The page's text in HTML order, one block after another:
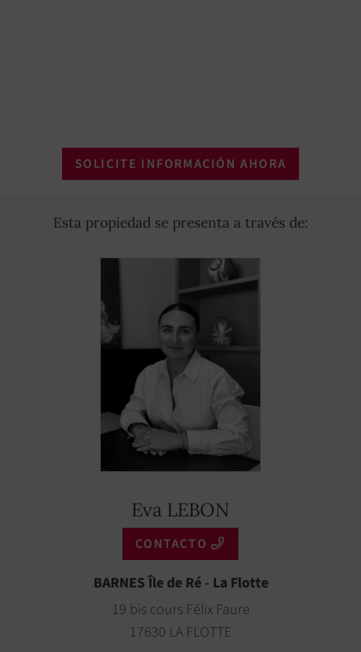
SOLICITE INFORMACIÓN AHORA
Esta propiedad se presenta a través de:
Eva LEBON
CONTACTO
BARNES Île de Ré - La Flotte
19 bis cours Félix Faure
17630 LA FLOTTE